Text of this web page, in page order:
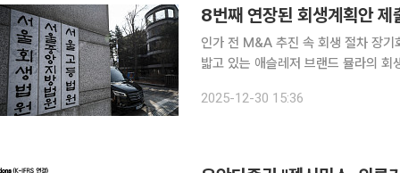
8번째 연장된 회생계획안
인가 전 M&A 추진 속 회생 절차 장기화재고·
밟고 있는 애슬레저 브랜드 뮬라의
뮬라의 회생계획안 제출기한을 이달
2025-12-30 15:36